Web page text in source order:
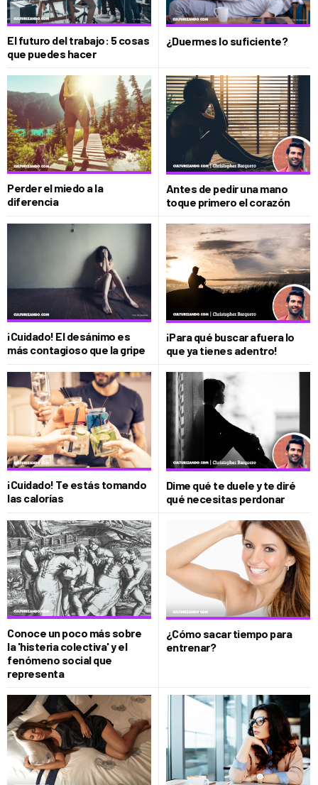
El futuro del trabajo: 5 cosas
que puedes hacer
¿Duermes lo suficiente?
Perder el miedo a la
diferencia
Antes de pedir una mano
toque primero el corazón
¡Cuidado! El desánimo es
más contagioso que la gripe
¡Para qué buscar afuera lo
que ya tienes adentro!
¡Cuidado! Te estás tomando
las calorías
Dime qué te duele y te diré
qué necesitas perdonar
Conoce un poco más sobre
la 'histeria colectiva' y el
fenómeno social que
representa
¿Cómo sacar tiempo para
entrenar?